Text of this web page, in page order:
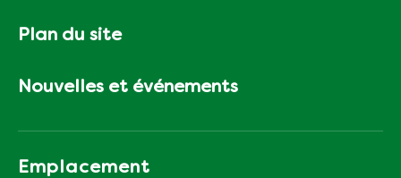
Plan du site
Nouvelles et événements
Emplacement